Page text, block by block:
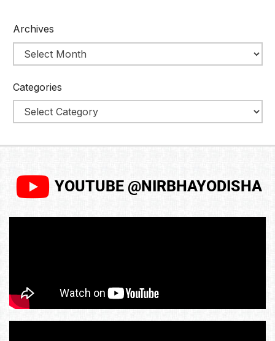
Archives
Categories
YOUTUBE @NIRBHAYODISHA